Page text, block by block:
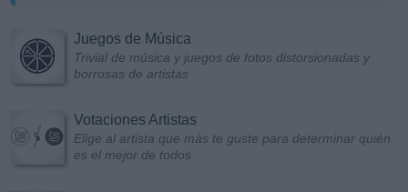
Juegos de Música
Trivial de música y juegos de fotos distorsionadas y
borrosas de artistas
Votaciones Artistas
Elige al artista que más te guste para determinar quién
es el mejor de todos